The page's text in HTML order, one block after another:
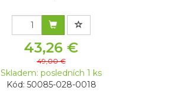
43,26 €
49,00 €
Skladem: posledních 1 ks
Kód: 50085-028-0018